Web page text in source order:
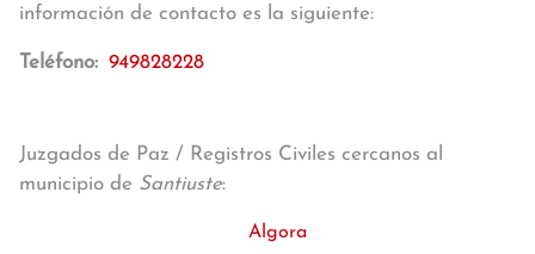
información de contacto es la siguiente:
Teléfono: 949828228
Juzgados de Paz / Registros Civiles cercanos al
municipio de Santiuste:
Algora